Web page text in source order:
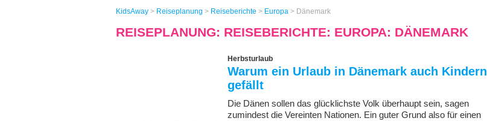
KidsAway > Reiseplanung > Reiseberichte > Europa > Dänemark
REISEPLANUNG: REISEBERICHTE: EUROPA: DÄNEMARK
Herbsturlaub
Warum ein Urlaub in Dänemark auch Kindern
gefällt
Die Dänen sollen das glücklichste Volk überhaupt sein, sagen
zumindest die Vereinten Nationen. Ein guter Grund also für einen